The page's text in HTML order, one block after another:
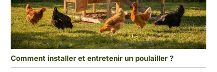
Comment installer et entretenir un poulailler ?